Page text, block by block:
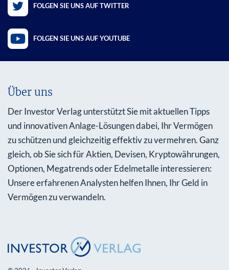
FOLGEN SIE UNS AUF TWITTER
FOLGEN SIE UNS AUF YOUTUBE
Über uns
Der Investor Verlag unterstützt Sie mit aktuellen Tipps
und innovativen Anlage-Lösungen dabei, Ihr Vermögen
zu schützen und gleichzeitig effektiv zu vermehren. Ganz
gleich, ob Sie sich für Aktien, Devisen, Kryptowährungen,
Optionen, Megatrends oder Edelmetalle interessieren:
Unsere erfahrenen Analysten helfen Ihnen, Ihr Geld in
Vermögen zu verwandeln.